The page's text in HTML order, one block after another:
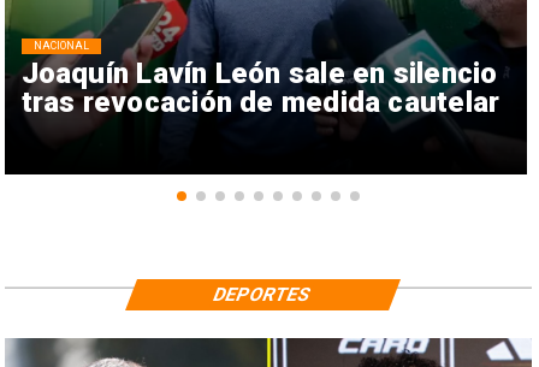
Joaquín Lavín León sale en silencio
tras revocación de medida cautelar
NACIONAL
DEPORTES